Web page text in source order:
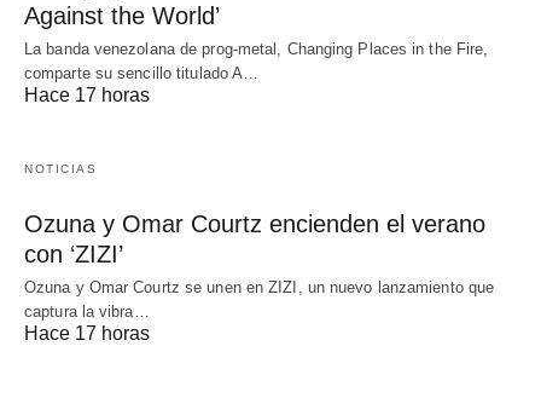
Against the World’
La banda venezolana de prog-metal, Changing Places in the Fire,
comparte su sencillo titulado A…
Hace 17 horas
NOTICIAS
Ozuna y Omar Courtz encienden el verano
con ‘ZIZI’
Ozuna y Omar Courtz se unen en ZIZI, un nuevo lanzamiento que
captura la vibra…
Hace 17 horas